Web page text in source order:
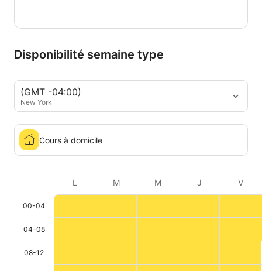
Disponibilité semaine type
(GMT -04:00)
New York
Cours à domicile
L M M J V
00-04
04-08
08-12